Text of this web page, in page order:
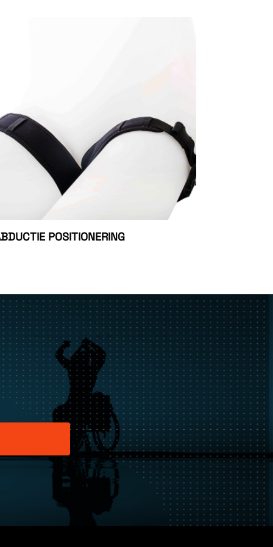
POSITIONERING